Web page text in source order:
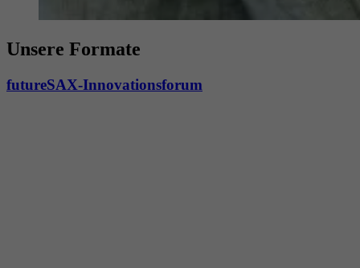
Unsere Formate
futureSAX-Innovationsforum